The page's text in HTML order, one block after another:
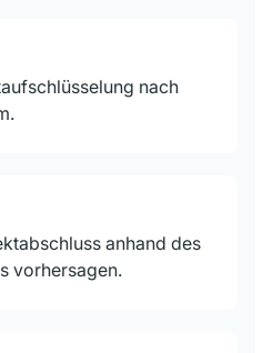
nach
anhand des
vorhersagen.